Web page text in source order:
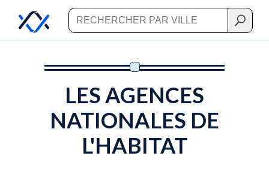
LES AGENCES
NATIONALES DE
L'HABITAT